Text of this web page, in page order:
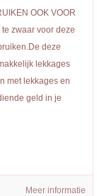
OOK VOOR
te zwaar voor deze
deze
lekkages
met lekkages en
geld in je
Meer informatie